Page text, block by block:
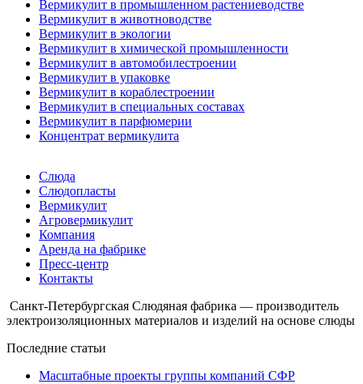
Вермикулит в промышленном растениеводстве
Вермикулит в животноводстве
Вермикулит в экологии
Вермикулит в химической промышленности
Вермикулит в автомобилестроении
Вермикулит в упаковке
Вермикулит в кораблестроении
Вермикулит в специальных составах
Вермикулит в парфюмерии
Концентрат вермикулита
Слюда
Слюдопласты
Вермикулит
Агровермикулит
Компания
Аренда на фабрике
Пресс-центр
Контакты
Санкт-Петербургская Слюдяная фабрика — производитель
электроизоляционных материалов и изделий на основе слюды
Последние статьи
Масштабные проекты группы компаний СФР